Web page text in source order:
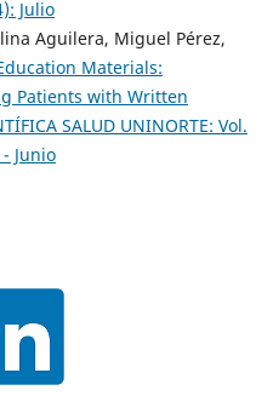
Julio
Aguilera, Miguel Pérez,
Materials:
Patients with Written
SALUD UNINORTE: Vol.
Junio